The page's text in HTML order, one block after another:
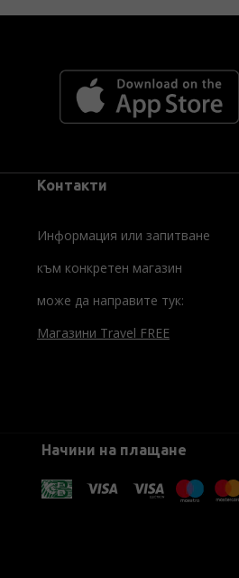
Контакти
Информация или запитване
към конкретен магазин
може да направите тук:
Магазини Travel FREE
Начини на плащане